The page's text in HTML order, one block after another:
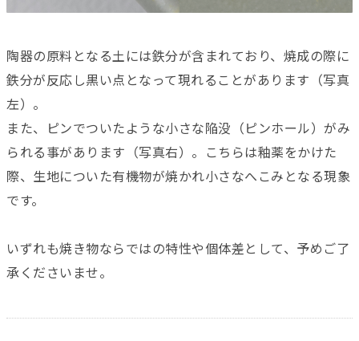
陶器の原料となる土には鉄分が含まれており、焼成の際に
鉄分が反応し黒い点となって現れることがあります（写真
左）。
また、ピンでついたような小さな陥没（ピンホール）がみ
られる事があります（写真右）。こちらは釉薬をかけた
際、生地についた有機物が焼かれ小さなへこみとなる現象
です。
いずれも焼き物ならではの特性や個体差として、予めご了
承くださいませ。